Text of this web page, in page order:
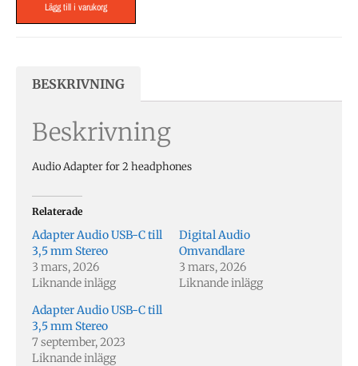
Lägg till i varukorg
BESKRIVNING
Beskrivning
Audio Adapter for 2 headphones
Relaterade
Adapter Audio USB-C till
3,5 mm Stereo
3 mars, 2026
Liknande inlägg
Digital Audio
Omvandlare
3 mars, 2026
Liknande inlägg
Adapter Audio USB-C till
3,5 mm Stereo
7 september, 2023
Liknande inlägg